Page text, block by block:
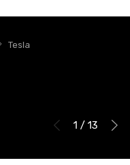
Tesla
1 / 13